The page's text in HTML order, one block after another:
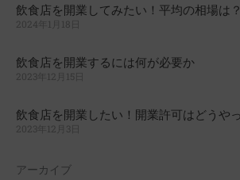
飲食店を開業してみたい！平均の相場は？
2024年1月18日
飲食店を開業するには何が必要か
2023年12月15日
飲食店を開業したい！開業許可はどうや
2023年12月3日
アーカイブ